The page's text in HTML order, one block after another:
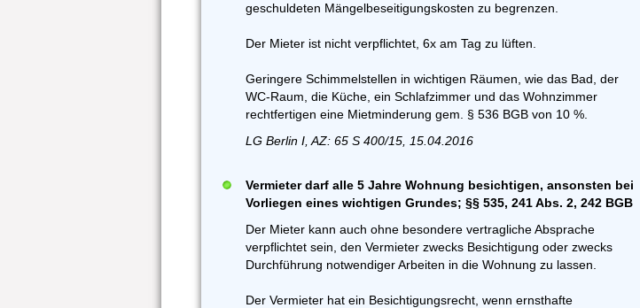
geschuldeten Mängelbeseitigungskosten zu begrenzen.
Der Mieter ist nicht verpflichtet, 6x am Tag zu lüften.
Geringere Schimmelstellen in wichtigen Räumen, wie das Bad, der
WC-Raum, die Küche, ein Schlafzimmer und das Wohnzimmer
rechtfertigen eine Mietminderung gem. § 536 BGB von 10 %.
LG Berlin I, AZ: 65 S 400/15, 15.04.2016
Vermieter darf alle 5 Jahre Wohnung besichtigen, ansonsten bei
Vorliegen eines wichtigen Grundes; §§ 535, 241 Abs. 2, 242 BGB
Der Mieter kann auch ohne besondere vertragliche Absprache
verpflichtet sein, den Vermieter zwecks Besichtigung oder zwecks
Durchführung notwendiger Arbeiten in die Wohnung zu lassen.
Der Vermieter hat ein Besichtigungsrecht, wenn ernsthafte